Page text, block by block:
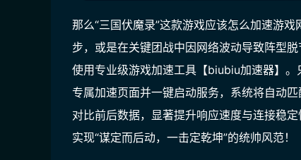
那么“三国伏魔录”这款游戏应该怎么加速游
步，或是在关键团战中因网络波动导致阵型
使用专业级游戏加速工具【biubiu加速器】
专属加速页面并一键启动服务，系统将自动
对比前后数据，显著提升响应速度与连接稳
实现“谋定而后动，一击定乾坤”的统帅风范！